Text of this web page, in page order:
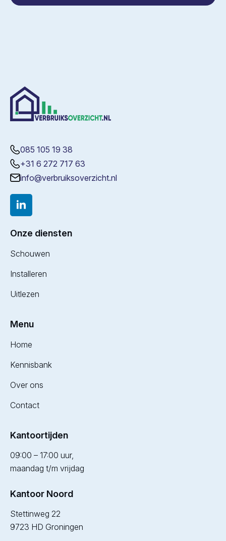
085 105 19 38
+31 6 272 717 63
info@verbruiksoverzicht.nl
Onze diensten
Schouwen
Installeren
Uitlezen
Menu
Home
Kennisbank
Over ons
Contact
Kantoortijden
09:00 – 17:00 uur,
maandag t/m vrijdag
Kantoor Noord
Stettinweg 22
9723 HD Groningen